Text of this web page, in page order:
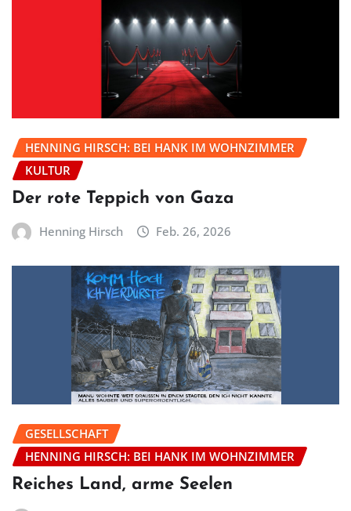
HENNING HIRSCH: BEI HANK IM WOHNZIMMER
KULTUR
Der rote Teppich von Gaza
Henning Hirsch Feb. 26, 2026
GESELLSCHAFT
HENNING HIRSCH: BEI HANK IM WOHNZIMMER
Reiches Land, arme Seelen